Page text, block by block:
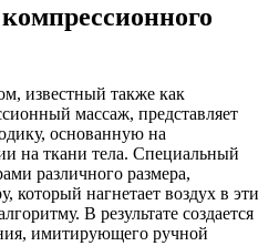
известный также как
массаж, представляет
основанную на
на ткани тела. Специальный
различного размера,
который нагнетает воздух в эти
В результате создается
имитирующего ручной